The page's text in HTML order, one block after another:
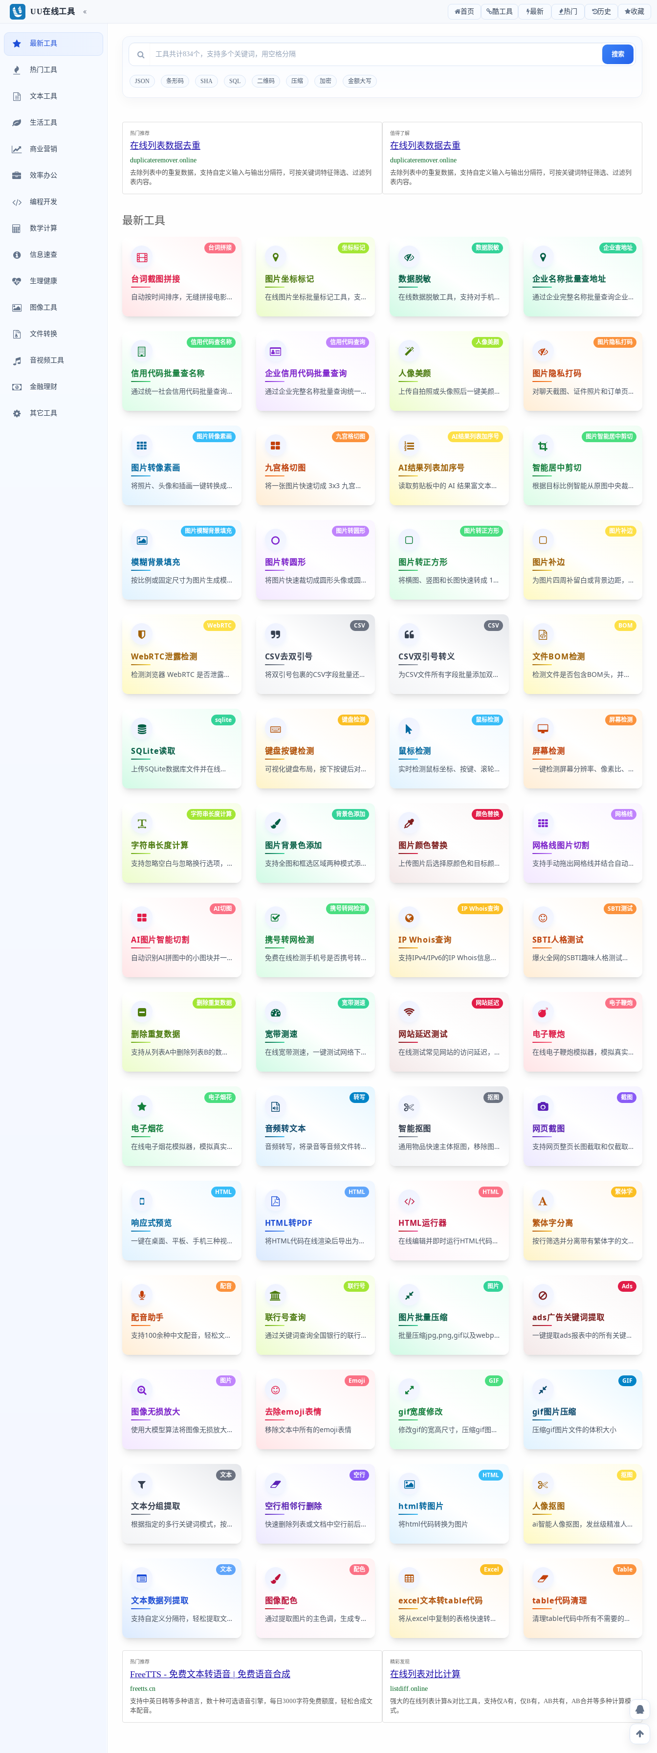
最新工具
热门工具
文本工具
生活工具
商业营销
效率办公
编程开发
数学计算
信息速查
生理健康
图像工具
文件转换
音视频工具
金融理财
其它工具
UU在线工具 首页 酷工具 最新 热门 历史 收藏
搜索
JSON 条形码 SHA SQL 二维码 压缩 加密 金额大写
热门推荐
在线列表数据去重
duplicateremover.online
去除列表中的重复数据，支持自定义输入与输出分隔符，可按关键词特征筛选、过滤列
表内容。
值得了解
在线列表数据去重
duplicateremover.online
去除列表中的重复数据，支持自定义输入与输出分隔符，可按关键词特征筛选、过滤列
表内容。
最新工具
台词拼接
台词截图拼接
自动按时间排序，无缝拼接电影台词截图
坐标标记
图片坐标标记
在线图片坐标批量标记工具，支持自定义红点、颜色、大小及序号
数据脱敏
数据脱敏
在线数据脱敏工具，支持对手机号、身份证号、姓名、邮箱等敏感数据进行批量脱敏处理，保护隐私安全
企业查地址
企业名称批量查地址
通过企业完整名称批量查询企业地址，支持查看默认地址、年报地址和注册地址，适合企业资料整理和工商信息核对
信用代码查名称
信用代码批量查名称
通过统一社会信用代码批量查询企业名称，适合企业名单核验、客户资料整理和工商信息补全
信用代码查询
企业信用代码批量查询
通过企业完整名称批量查询统一社会信用代码，适合企业资料整理、名单核验和工商信息匹配
人像美颜
人像美颜
上传自拍照或头像照后一键美颜，支持人像磨皮、提亮和美颜强度调节，适合人物照片快速优化
图片隐私打码
图片隐私打码
对聊天截图、证件照片和订单页面中的敏感内容进行局部打码，支持多次框选和重复处理
图片转像素画
图片转像素画
将照片、头像和插画一键转换成像素画风格图片，支持调节像素颗粒度、输出倍率和导出格式
九宫格切图
九宫格切图
将一张图片快速切成 3x3 九宫格小图，支持单张下载和 ZIP 打包下载
AI结果列表加序号
AI结果列表加序号
读取剪贴板中的 AI 结果富文本列表，为 ul、ol 等列表自动补 1-N 序号，支持富文本和纯文本输出
图片智能居中剪切
智能居中剪切
根据目标比例智能从原图中央裁出最大可用区域，适合封面图、缩略图和平台尺寸适配
图片模糊背景填充
模糊背景填充
按比例或固定尺寸为图片生成模糊背景画布，适合横竖图适配、短视频封面和社媒配图填充
图片转圆形
图片转圆形
将图片快速裁切成圆形头像或圆形素材，支持透明背景、纯色背景和多种导出格式
图片转正方形
图片转正方形
将横图、竖图和长图快速转成 1:1 正方形图片，适合统一平台上传尺寸和方图展示
图片补边
图片补边
为图片四周补留白或背景边距，生成 1:1 方形画布，适合补白边、补透明边和补背景色
WebRTC
WebRTC泄露检测
检测浏览器 WebRTC 是否泄露本地 IP、公网 IP 或 mDNS 信息
CSV
CSV去双引号
将双引号包裹的CSV字段批量还原为无引号CSV
CSV
CSV双引号转义
为CSV文件所有字段批量添加双引号
BOM
文件BOM检测
检测文件是否包含BOM头，并支持一键移除BOM
sqlite
SQLite读取
上传SQLite数据库文件并在线读取表数据，支持只读SQL查询
键盘检测
键盘按键检测
可视化键盘布局，按下按键后对应键位高亮，并实时显示Key、Code和KeyCode信息。
鼠标检测
鼠标检测
实时检测鼠标坐标、按键、滚轮和修饰键状态，支持事件记录与结果一键复制。
屏幕检测
屏幕检测
一键检测屏幕分辨率、像素比、色深和视口参数，并支持全屏纯色检测。
字符串长度计算
字符串长度计算
支持忽略空白与忽略换行选项，实时计算字符串总字符数和总行数。
背景色添加
图片背景色添加
支持全图和框选区域两种模式添加背景色，一键生成新图片
颜色替换
图片颜色替换
上传图片后选择原颜色和目标颜色，一键批量替换并导出新图片
网格线
网格线图片切割
支持手动拖出网格线并结合自动检测，一键将图片按网格切割为多张小图
AI切图
AI图片智能切割
自动识别AI拼图中的小图块并一键批量切割导出
携号转网检测
携号转网检测
免费在线检测手机号是否携号转网，返回非携、携移、携联、携电。
IP Whois查询
IP Whois查询
支持IPv4/IPv6的IP Whois信息查询，快速获取ASN、组织、国家、网络段与注册信息。
SBTI测试
SBTI人格测试
爆火全网的SBTI趣味人格测试，31题快速测出你的抽象人格标签。
删除重复数据
删除重复数据
支持从列表A中删除列表B的数据，一键输出差集结果。
宽带测速
宽带测速
在线宽带测速，一键测试网络下载与上传速度
网站延迟
网站延迟测试
在线测试常见网站的访问延迟，一键检测多站连通性
电子鞭炮
电子鞭炮
在线电子鞭炮模拟器，模拟真实鞭炮声音与动画效果
电子烟花
电子烟花
在线电子烟花模拟器，模拟真实烟花燃放特效，支持全屏自动播放
转写
音频转文本
音频转写，将录音等音频文件转换为文本或字幕形式
抠图
智能抠图
通用物品快速主体抠图，移除图片背景
截图
网页截图
支持网页整页长图截取和仅截取首屏
HTML
响应式预览
一键在桌面、平板、手机三种视口下同步预览HTML页面效果
HTML
HTML转PDF
将HTML代码在线渲染后导出为PDF文档，支持长页面分页
HTML
HTML运行器
在线编辑并即时运行HTML代码，支持预览页面效果
繁体字
繁体字分离
按行筛选并分离带有繁体字的文本行
配音
配音助手
支持100余种中文配音，轻松文字转语音
联行号
联行号查询
通过关键词查询全国银行的联行号等信息
图片
图片批量压缩
批量压缩jpg,png,gif以及webp格式的图片，可大幅减少图片体积，降低文件大小
Ads
ads广告关键词提取
一键提取ads报表中的所有关键词列表
图片
图像无损放大
使用大模型算法将图像无损放大2倍
Emoji
去除emoji表情
移除文本中所有的emoji表情
GIF
gif宽度修改
修改gif的宽高尺寸，压缩gif图像体积
GIF
gif图片压缩
压缩gif图片文件的体积大小
文本
文本分组提取
根据指定的多行关键词模式，按顺序提取符合条件的内容块
空行
空行相邻行删除
快速删除列表或文档中空行前后相邻行，让文本整洁有序。
HTML
html转图片
将html代码转换为图片
抠图
人像抠图
ai智能人像抠图，发丝级精准人像抠图
文本
文本数据列提取
支持自定义分隔符，轻松提取文本数据中的指定列。
配色
图像配色
通过提取图片的主色调，生成专业的配色方案
Excel
excel文本转table代码
将从excel中复制的表格快速转换为table代码
Table
table代码清理
清理table代码中所有不需要的属性值，如id,style,class等
热门推荐
FreeTTS - 免费文本转语音 | 免费语音合成
freetts.cn
支持中英日韩等多种语言，数十种可选语音引擎，每日3000字符免费额度，轻松合成文
本配音。
精彩发现
在线列表对比计算
listdiff.online
强大的在线列表计算&对比工具，支持仅A有，仅B有，AB共有，AB合并等多种计算模
式。